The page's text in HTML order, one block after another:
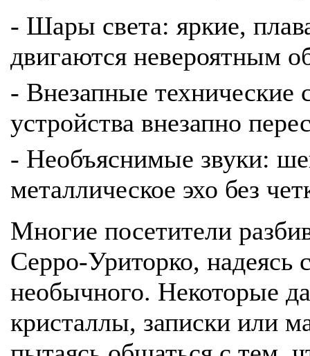
- Шары света: яркие,
двигаются невероятным
- Внезапные технические
устройства внезапно
- Необъяснимые звуки:
металлическое эхо без
Многие посетители
Серро-Уриторко, надеясь
необычного. Некоторые
кристаллы, записки или